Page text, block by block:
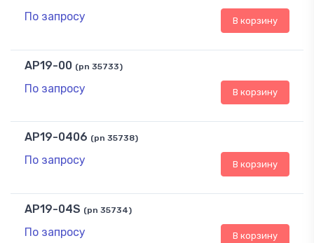
По запросу В корзину
AP19-00 (pn 35733)
По запросу В корзину
AP19-0406 (pn 35738)
По запросу В корзину
AP19-04S (pn 35734)
По запросу В корзину